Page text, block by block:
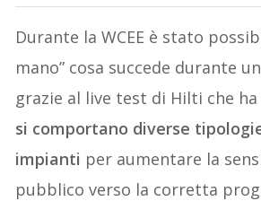
Durante la WCEE è stato
mano” cosa succede durante
grazie al live test di Hilti che
si comportano diverse
impianti per aumentare la
pubblico verso la corretta